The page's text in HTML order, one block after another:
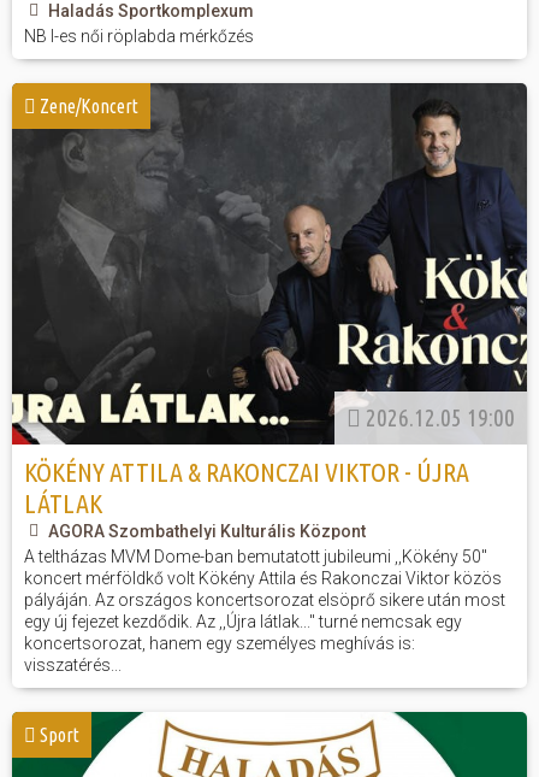
Haladás Sportkomplexum
NB I-es női röplabda mérkőzés
Zene/Koncert
2026.12.05 19:00
KÖKÉNY ATTILA & RAKONCZAI VIKTOR - ÚJRA
LÁTLAK
AGORA Szombathelyi Kulturális Központ
A teltházas MVM Dome-ban bemutatott jubileumi ,,Kökény 50"
koncert mérföldkő volt Kökény Attila és Rakonczai Viktor közös
pályáján. Az országos koncertsorozat elsöprő sikere után most
egy új fejezet kezdődik. Az ,,Újra látlak..." turné nemcsak egy
koncertsorozat, hanem egy személyes meghívás is:
visszatérés...
Sport